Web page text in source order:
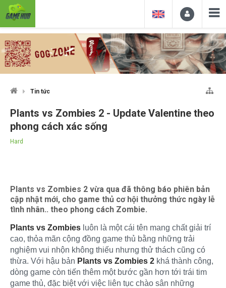
Tin tức
Plants vs Zombies 2 - Update Valentine theo
phong cách xác sống
Hard
Plants vs Zombies 2 vừa qua đã thông báo phiên bản
cập nhật mới, cho game thủ cơ hội thưởng thức ngày lễ
tình nhân.. theo phong cách Zombie.
Plants vs Zombies luôn là một cái tên mang chất giải trí
cao, thỏa mãn cộng đồng game thủ bằng những trải
nghiệm vui nhộn không thiếu nhưng thử thách cũng có
thừa. Với hậu bản Plants vs Zombies 2 khá thành công,
dòng game còn tiến thêm một bước gần hơn tới trái tim
game thủ, đặc biệt với việc liên tục chào sân những